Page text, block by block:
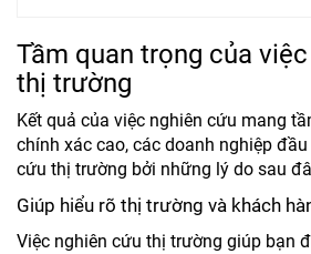
Tầm quan trọng của
thị trường
Kết quả của việc nghiên cứu mang
chính xác cao, các doanh nghiệp
cứu thị trường bởi những lý do sau
Giúp hiểu rõ thị trường và khách
Việc nghiên cứu thị trường giúp bạn